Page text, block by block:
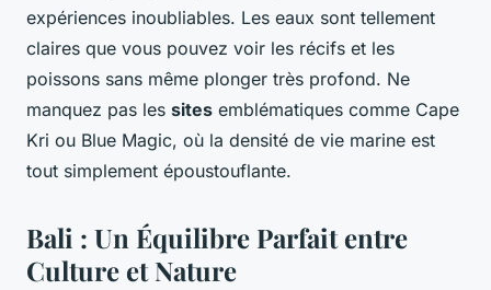
expériences inoubliables. Les eaux sont tellement
claires que vous pouvez voir les récifs et les
poissons sans même plonger très profond. Ne
manquez pas les sites emblématiques comme Cape
Kri ou Blue Magic, où la densité de vie marine est
tout simplement époustouflante.
Bali : Un Équilibre Parfait entre
Culture et Nature